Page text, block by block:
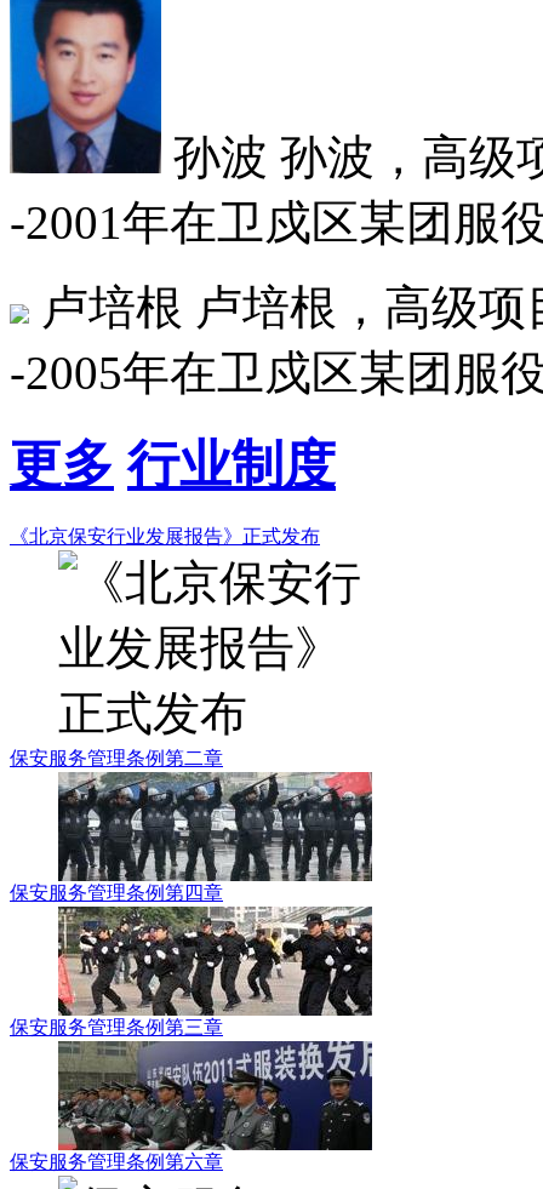
孙波 孙波，高级
-2001年在卫戍区某团服
卢培根 卢培根，高级项
-2005年在卫戍区某团服
更多 行业制度
《北京保安行业发展报告》正式发布
保安服务管理条例第二章
保安服务管理条例第四章
保安服务管理条例第三章
保安服务管理条例第六章